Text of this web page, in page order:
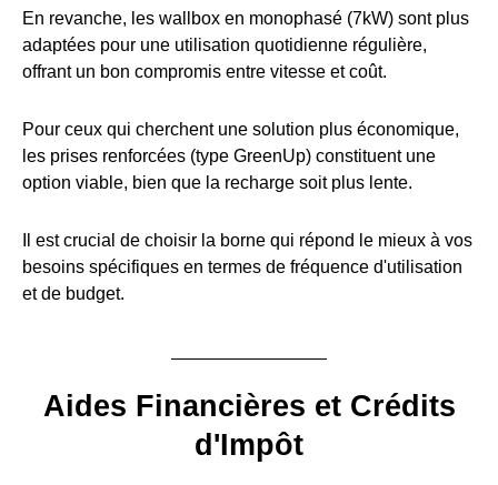
En revanche, les wallbox en monophasé (7kW) sont plus
adaptées pour une utilisation quotidienne régulière,
offrant un bon compromis entre vitesse et coût.
Pour ceux qui cherchent une solution plus économique,
les prises renforcées (type GreenUp) constituent une
option viable, bien que la recharge soit plus lente.
Il est crucial de choisir la borne qui répond le mieux à vos
besoins spécifiques en termes de fréquence d'utilisation
et de budget.
Aides Financières et Crédits
d'Impôt